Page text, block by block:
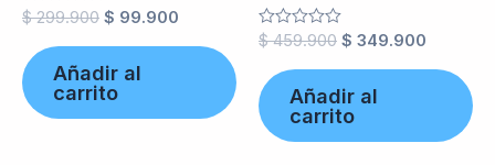
Valorado
en
de
5
$299.900 $ 99.900
Añadir al
carrito
Valorado
en
de
5
$459.900 $ 349.900
Añadir al
carrito